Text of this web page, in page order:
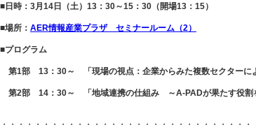
■日時：3月14日（土）13：30～15：30（開場13：15）
■場所： AER情報産業プラザ セミナールーム（2）
■プログラム
第1部 13：30～ 「現場の視点：企業からみた複数セクターに
第2部 14：30～ 「地域連携の仕組み ～A-PADが果たす役割
・・・・・・・・・・・・・・・・・・・・・・・・・・・・・